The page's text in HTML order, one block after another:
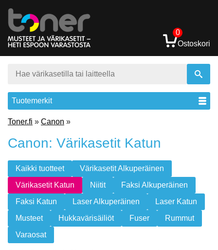
0
Ostoskori
Tuotemerkit
Toner.fi » Canon »
Canon: Värikasetit Katun
Kaikki tuotteet
Värikasetit Alkuperäinen
Värikasetit Katun
Niitit
Faksi Alkuperäinen
Faksi Katun
Laser Alkuperäinen
Laser Katun
Musteet
Hukkavärisäiliöt Fuser
Rummut
Varaosat